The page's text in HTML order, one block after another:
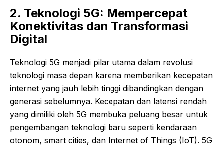
2. Teknologi 5G: Mempercepat
Konektivitas dan Transformasi
Digital
Teknologi 5G menjadi pilar utama dalam revolusi
teknologi masa depan karena memberikan kecepatan
internet yang jauh lebih tinggi dibandingkan dengan
generasi sebelumnya. Kecepatan dan latensi rendah
yang dimiliki oleh 5G membuka peluang besar untuk
pengembangan teknologi baru seperti kendaraan
otonom, smart cities, dan Internet of Things (IoT). 5G